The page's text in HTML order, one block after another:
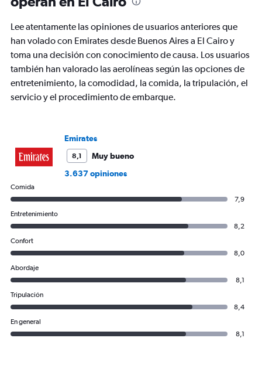
chart
1
Y
axis
values.
Range:
0
Lee atentamente las opiniones de usuarios anteriores que
han volado con Emirates desde Buenos Aires a El Cairo y
toma una decisión con conocimiento de causa. Los usuarios
también han valorado las aerolíneas según las opciones de
entretenimiento, la comodidad, la comida, la tripulación, el
servicio y el procedimiento de embarque.
Emirates
8,1
Muy bueno
3.637 opiniones
Comida
7,9
Entretenimiento
8,2
Confort
8,0
Abordaje
8,1
Tripulación
8,4
En general
8,1